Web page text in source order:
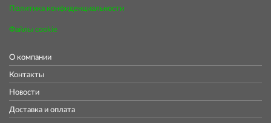
Политика конфиденциальности
Файлы cookie
О компании
Контакты
Новости
Доставка и оплата